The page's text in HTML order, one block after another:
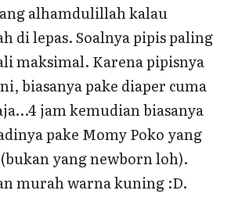
alhamdulillah kalau
di lepas. Soalnya pipis paling
maksimal. Karena pipisnya
biasanya pake diaper cuma
jam kemudian biasanya
pake Momy Poko yang
yang newborn loh).
murah warna kuning :D.